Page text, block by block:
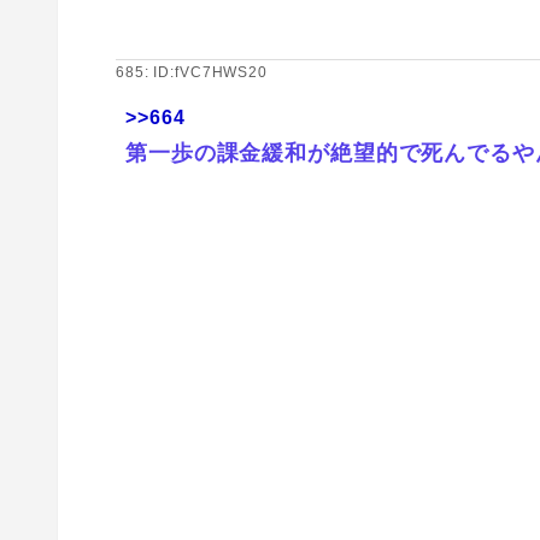
685: ID:fVC7HWS20
>>664
第一歩の課金緩和が絶望的で死んでるや